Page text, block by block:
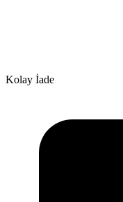
Kolay İade